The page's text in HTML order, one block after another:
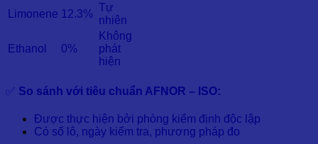
Limonene 12.3%
Tự
nhiên
Ethanol 0%
Không
phát
hiện
✅ So sánh với tiêu chuẩn AFNOR – ISO:
Được thực hiện bởi phòng kiểm định độc lập
Có số lô, ngày kiểm tra, phương pháp đo